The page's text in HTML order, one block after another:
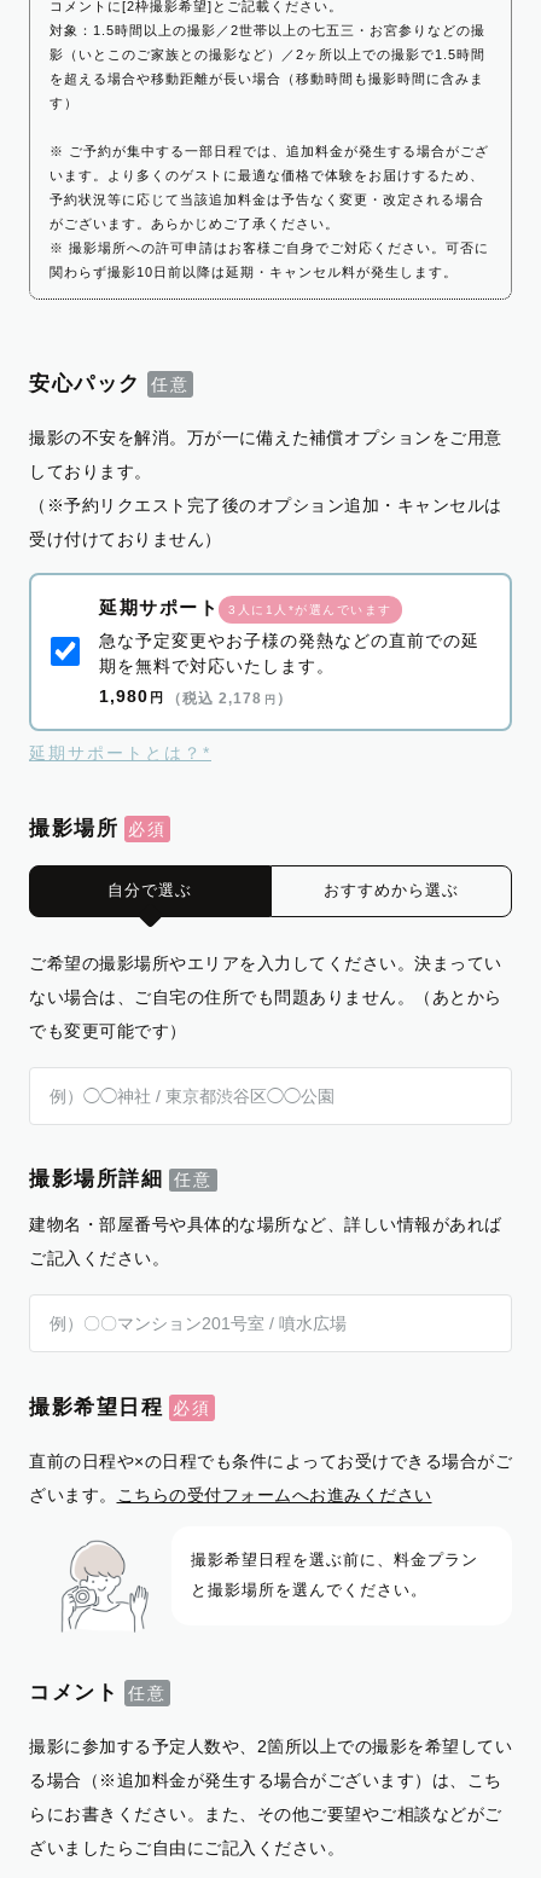
コメントに[2枠撮影希望]とご記載ください。
対象：1.5時間以上の撮影／2世帯以上の七五三・お宮参りなどの撮
影（いとこのご家族との撮影など）／2ヶ所以上での撮影で1.5時間
を超える場合や移動距離が長い場合（移動時間も撮影時間に含みま
す）
※ ご予約が集中する一部日程では、追加料金が発生する場合がござ
います。より多くのゲストに最適な価格で体験をお届けするため、
予約状況等に応じて当該追加料金は予告なく変更・改定される場合
がございます。あらかじめご了承ください。
※ 撮影場所への許可申請はお客様ご自身でご対応ください。可否に
関わらず撮影10日前以降は延期・キャンセル料が発生します。
安心パック
撮影の不安を解消。万が一に備えた補償オプションをご用意
しております。
（※予約リクエスト完了後のオプション追加・キャンセルは
受け付けておりません）
延期サポート 3人に1人*が選んでいます
急な予定変更やお子様の発熱などの直前での延
期を無料で対応いたします。
1,980 円 （税込 2,178 円 ）
延期サポートとは？*
撮影場所
自分で選ぶ おすすめから選ぶ
ご希望の撮影場所やエリアを入力してください。決まってい
ない場合は、ご自宅の住所でも問題ありません。（あとから
でも変更可能です）
撮影場所詳細
建物名・部屋番号や具体的な場所など、詳しい情報があれば
ご記入ください。
撮影希望日程
直前の日程や×の日程でも条件によってお受けできる場合がご
ざいます。
こちらの受付フォームへお進みください
撮影希望日程を選ぶ前に、料金プラン
と撮影場所を選んでください。
コメント
撮影に参加する予定人数や、2箇所以上での撮影を希望してい
る場合（※追加料金が発生する場合がございます）は、こち
らにお書きください。また、その他ご要望やご相談などがご
ざいましたらご自由にご記入ください。